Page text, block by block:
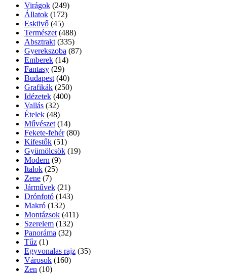
Virágok (249)
Állatok (172)
Esküvő (45)
Természet (488)
Absztrakt (335)
Gyerekszoba (87)
Emberek (14)
Fantasy (29)
Budapest (40)
Grafikák (250)
Idézetek (400)
Vallás (32)
Ételek (48)
Művészet (14)
Fekete-fehér (80)
Kifestők (51)
Gyümölcsök (19)
Modern (9)
Italok (25)
Zene (7)
Járművek (21)
Drónfotó (143)
Makró (132)
Montázsok (411)
Szerelem (132)
Panoráma (32)
Tűz (1)
Egyvonalas rajz (35)
Városok (160)
Zen (10)